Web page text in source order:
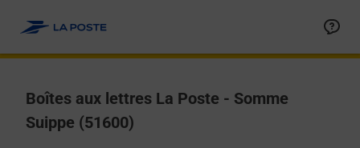
Boîtes aux lettres La Poste - Somme
Suippe (51600)